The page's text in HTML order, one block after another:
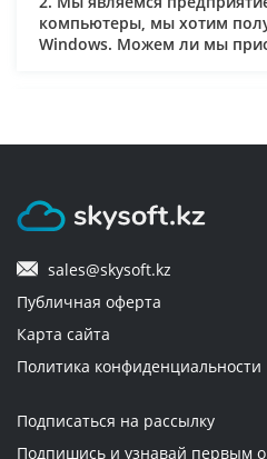
компьютеры, мы хотим
Windows. Можем ли мы
Могут ли мне оправить
безналичному расчету?
юридическое лицо?
5. Через сколько будет
sales@skysoft.kz
Публичная оферта
Карта сайта
Политика конфиденциальности
Подписаться на рассылку
Подпишись и узнавай первым о